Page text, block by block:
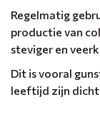
Regelmatig
productie van
steviger en
Dit is vooral
leeftijd zijn